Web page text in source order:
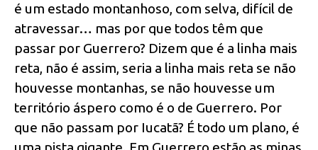
é um estado montanhoso, com selva, difícil de
atravessar… mas por que todos têm que
passar por Guerrero? Dizem que é a linha mais
reta, não é assim, seria a linha mais reta se não
houvesse montanhas, se não houvesse um
território áspero como é o de Guerrero. Por
que não passam por Iucatã? É todo um plano, é